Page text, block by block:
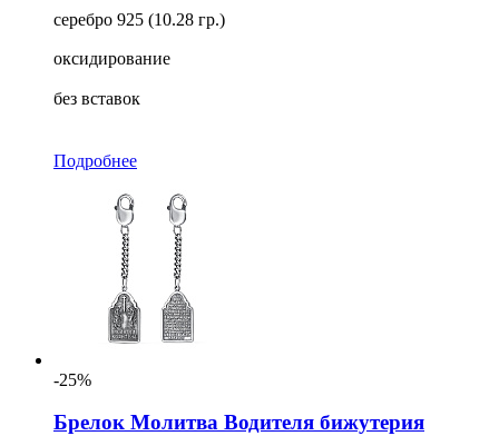
серебро 925 (10.28 гр.)
оксидирование
без вставок
Подробнее
-25%
Брелок Молитва Водителя бижутерия